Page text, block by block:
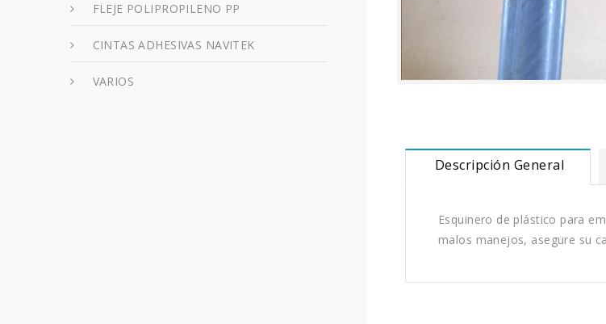
Descripción General
Esquinero de plástico para
malos manejos, asegure su
FLEJE POLIPROPILENO PP
CINTAS ADHESIVAS NAVITEK
VARIOS